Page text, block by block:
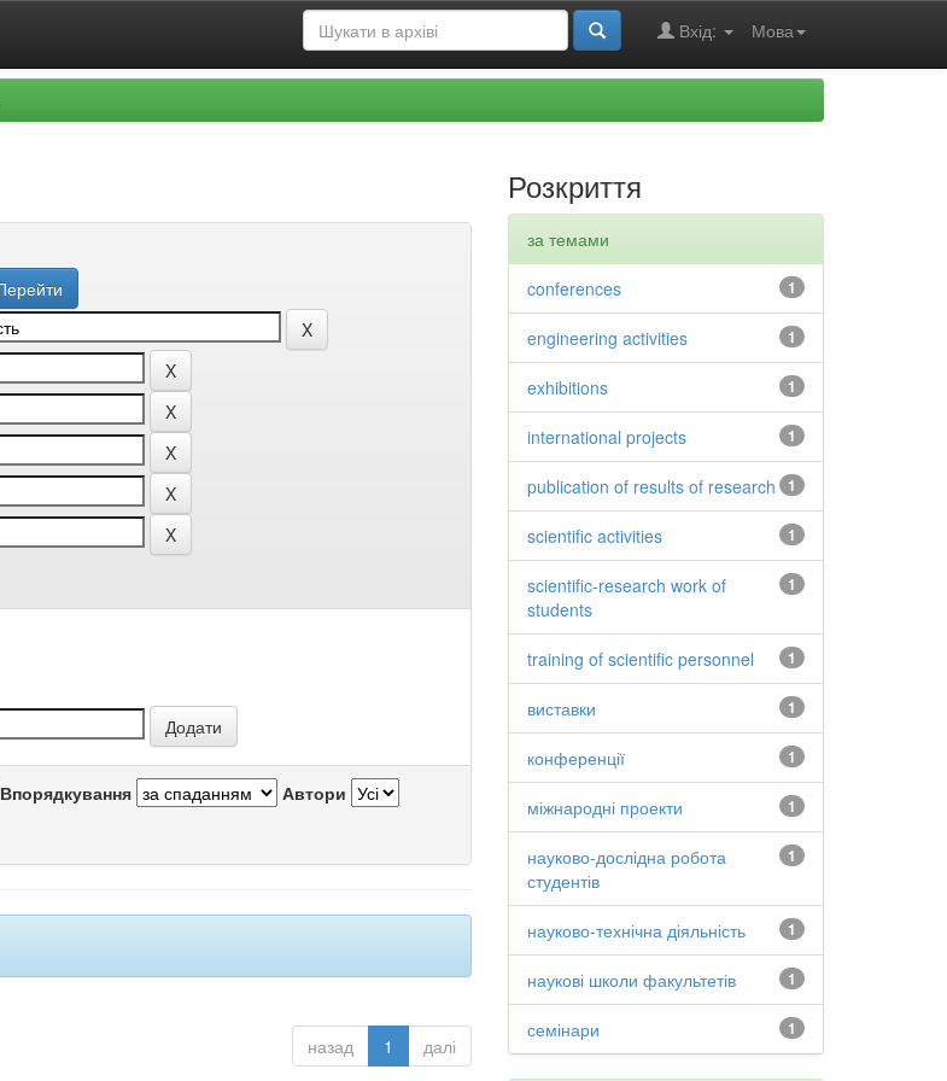
Мова
Вхід:
Впорядкування Автори
назад 1 далі
Розкриття
за темами
1
conferences
1
engineering activities
1
exhibitions
1
international projects
1
publication of results of research
1
scientific activities
1
scientific-research work of
students
1
training of scientific personnel
1
виставки
1
конференції
1
міжнародні проекти
1
науково-дослідна робота
студентів
1
науково-технічна діяльність
1
наукові школи факультетів
1
семінари